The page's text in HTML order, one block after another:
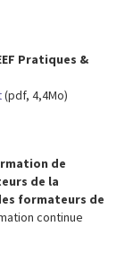
Pratiques &
(pdf, 4,4Mo)
de
de la
formateurs de
continue